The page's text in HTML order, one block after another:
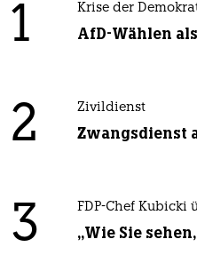
1 Krise der
AfD-Wählen
2 Zivildienst
Zwangsdienst
3 FDP-Chef Kubicki
„Wie Sie